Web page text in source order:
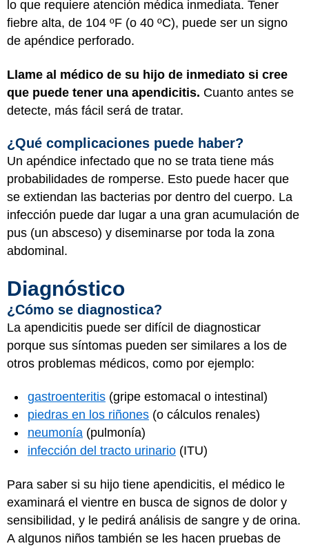
lo que requiere atención médica inmediata. Tener
fiebre alta, de 104 ºF (o 40 ºC), puede ser un signo
de apéndice perforado.
Llame al médico de su hijo de inmediato si cree
que puede tener una apendicitis. Cuanto antes se
detecte, más fácil será de tratar.
¿Qué complicaciones puede haber?
Un apéndice infectado que no se trata tiene más
probabilidades de romperse. Esto puede hacer que
se extiendan las bacterias por dentro del cuerpo. La
infección puede dar lugar a una gran acumulación de
pus (un absceso) y diseminarse por toda la zona
abdominal.
Diagnóstico
¿Cómo se diagnostica?
La apendicitis puede ser difícil de diagnosticar
porque sus síntomas pueden ser similares a los de
otros problemas médicos, como por ejemplo:
gastroenteritis (gripe estomacal o intestinal)
piedras en los riñones (o cálculos renales)
neumonía (pulmonía)
infección del tracto urinario (ITU)
Para saber si su hijo tiene apendicitis, el médico le
examinará el vientre en busca de signos de dolor y
sensibilidad, y le pedirá análisis de sangre y de orina.
A algunos niños también se les hacen pruebas de